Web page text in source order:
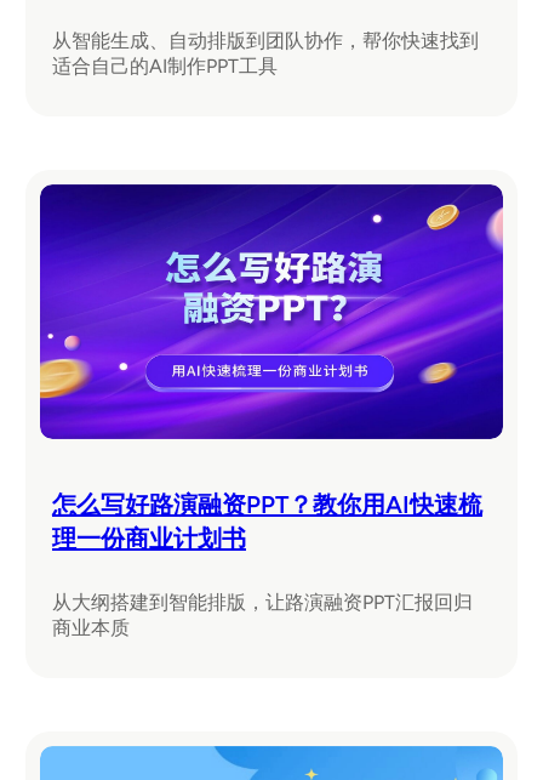
从智能生成、自动排版到团队协作，帮你快速找到
适合自己的AI制作PPT工具
怎么写好路演融资PPT？教你用AI快速梳
理一份商业计划书
从大纲搭建到智能排版，让路演融资PPT汇报回归
商业本质